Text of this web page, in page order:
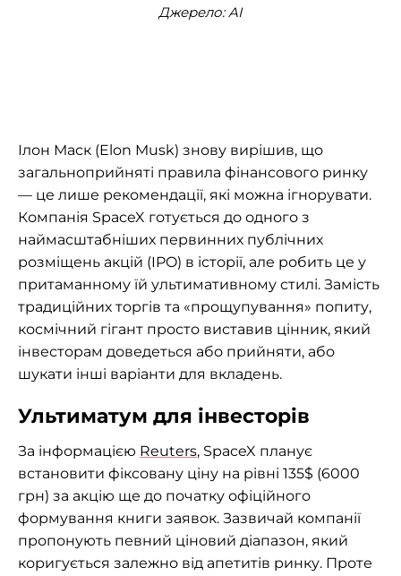
Джерело: AI
Ілон Маск (Elon Musk) знову вирішив, що
загальноприйняті правила фінансового ринку
— це лише рекомендації, які можна ігнорувати.
Компанія SpaceX готується до одного з
наймасштабніших первинних публічних
розміщень акцій (IPO) в історії, але робить це у
притаманному їй ультимативному стилі. Замість
традиційних торгів та «прощупування» попиту,
космічний гігант просто виставив цінник, який
інвесторам доведеться або прийняти, або
шукати інші варіанти для вкладень.
Ультиматум для інвесторів
За інформацією Reuters, SpaceX планує
встановити фіксовану ціну на рівні 135$ (6000
грн) за акцію ще до початку офіційного
формування книги заявок. Зазвичай компанії
пропонують певний ціновий діапазон, який
коригується залежно від апетитів ринку. Проте